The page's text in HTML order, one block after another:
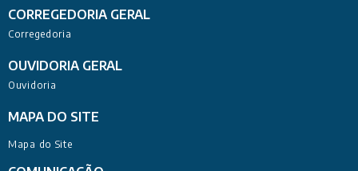
CORREGEDORIA GERAL
Corregedoria
OUVIDORIA GERAL
Ouvidoria
MAPA DO SITE
Mapa do Site